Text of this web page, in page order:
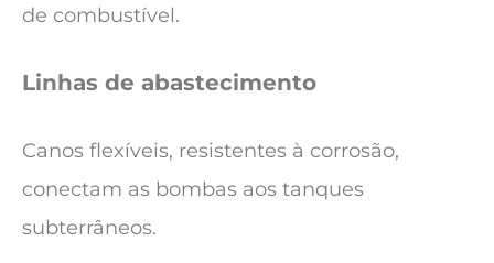
de combustível.
Linhas de abastecimento
Canos flexíveis, resistentes à corrosão,
conectam as bombas aos tanques
subterrâneos.